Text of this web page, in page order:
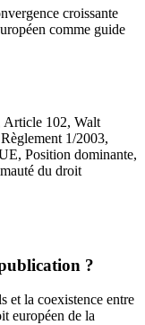
croissante
comme guide
Article 102, Walt
1/2003,
Position dominante,
du droit
?
et la coexistence entre
européen de la